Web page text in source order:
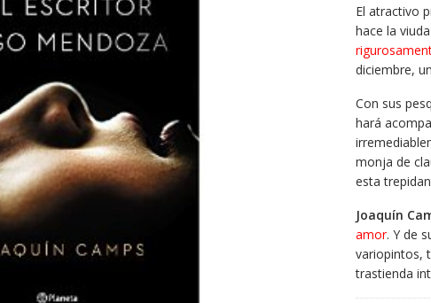
El atractivo
hace la
diciembre,
Con sus
hará
monja de
esta
Joaquín
amor. Y de
variopintos,
trastienda